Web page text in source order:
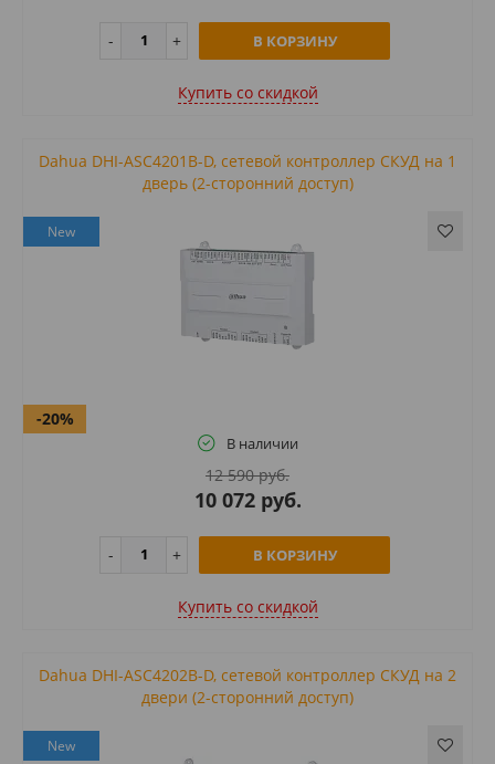
В КОРЗИНУ
Купить cо скидкой
Dahua DHI-ASC4201B-D, сетевой контроллер СКУД на 1
дверь (2-сторонний доступ)
New
-20%
В наличии
12 590 руб.
10 072 руб.
В КОРЗИНУ
Купить cо скидкой
Dahua DHI-ASC4202B-D, сетевой контроллер СКУД на 2
двери (2-сторонний доступ)
New